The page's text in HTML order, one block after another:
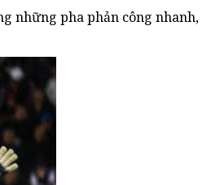
pha phản công